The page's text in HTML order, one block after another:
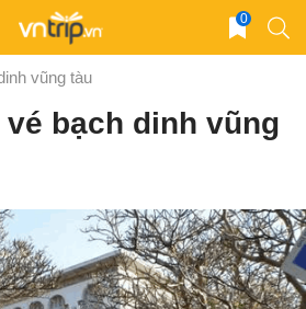
0
vũng tàu
vé bạch dinh vũng